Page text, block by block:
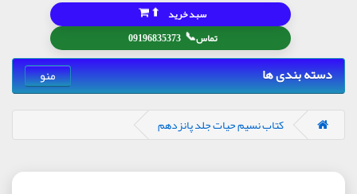
تماس📞
09196835373
سبد خرید ⬆
دسته بندی ها منو
کتاب نسیم حیات جلد پانزدهم